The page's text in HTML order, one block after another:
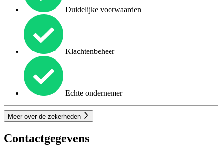
Duidelijke voorwaarden
Klachtenbeheer
Echte ondernemer
Meer over de zekerheden
Contactgegevens